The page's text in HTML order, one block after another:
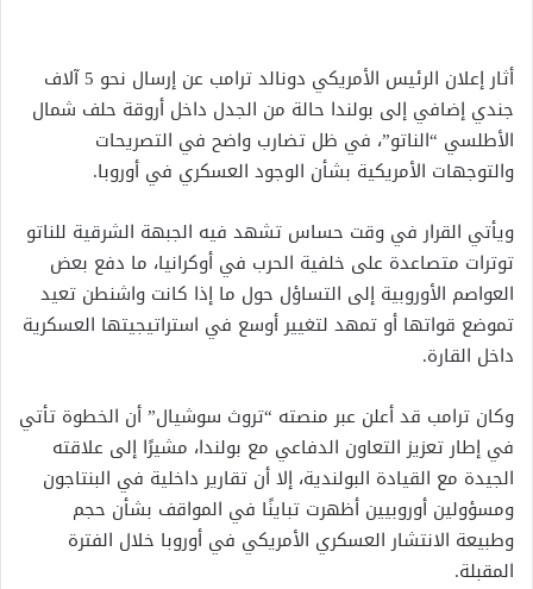
أثار إعلان الرئيس الأمريكي دونالد ترامب عن إرسال نحو 5 آلاف
جندي إضافي إلى بولندا حالة من الجدل داخل أروقة حلف شمال
الأطلسي “الناتو”، في ظل تضارب واضح في التصريحات
والتوجهات الأمريكية بشأن الوجود العسكري في أوروبا.
ويأتي القرار في وقت حساس تشهد فيه الجبهة الشرقية للناتو
توترات متصاعدة على خلفية الحرب في أوكرانيا، ما دفع بعض
العواصم الأوروبية إلى التساؤل حول ما إذا كانت واشنطن تعيد
تموضع قواتها أو تمهد لتغيير أوسع في استراتيجيتها العسكرية
داخل القارة.
وكان ترامب قد أعلن عبر منصته “تروث سوشيال” أن الخطوة تأتي
في إطار تعزيز التعاون الدفاعي مع بولندا، مشيرًا إلى علاقته
الجيدة مع القيادة البولندية، إلا أن تقارير داخلية في البنتاجون
ومسؤولين أوروبيين أظهرت تباينًا في المواقف بشأن حجم
وطبيعة الانتشار العسكري الأمريكي في أوروبا خلال الفترة
المقبلة.